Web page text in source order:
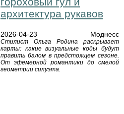
архитектура рукавов
2026-04-23 Моднесс
Стилист Ольга Родина раскрывает
карты: какие визуальные коды будут
править балом в предстоящем сезоне.
От эфемерной романтики до смелой
геометрии силуэта.